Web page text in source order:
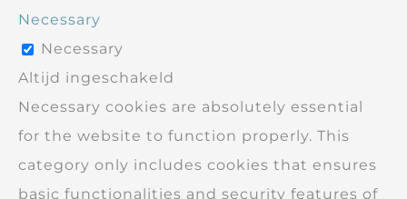
Necessary
Necessary
Altijd ingeschakeld
Necessary cookies are absolutely essential
for the website to function properly. This
category only includes cookies that ensures
basic functionalities and security features of